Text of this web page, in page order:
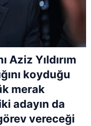
Aziz Yıldırım
koyduğu
merak
adayın da
vereceği